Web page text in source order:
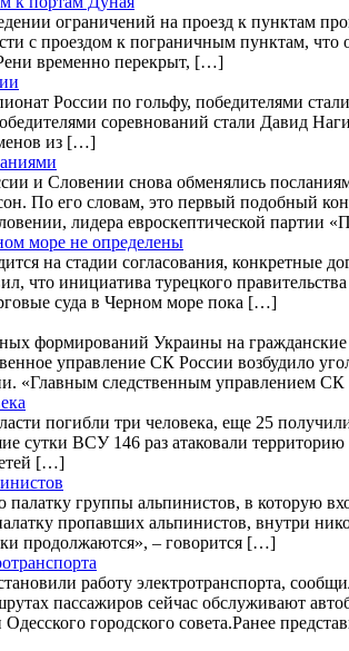
ограничений на проезд к пунктам
с проездом к пограничным пунктам,
временно перекрыт, […]
России по гольфу, победителями
соревнований стали Давид
из […]
и Словении снова обменялись
По его словам, это первый подобный
лидера евроскептической партии
море не определены
на стадии согласования, конкретные
что инициатива турецкого
суда в Черном море пока […]
формирований Украины на
управление СК России возбудило
«Главным следственным управлением
погибли три человека, еще 25
ВСУ 146 раз атаковали
[…]
палатку группы альпинистов, в
пропавших альпинистов, внутри
продолжаются», – говорится […]
работу электротранспорта,
пассажиров сейчас обслуживают
городского совета.Ранее